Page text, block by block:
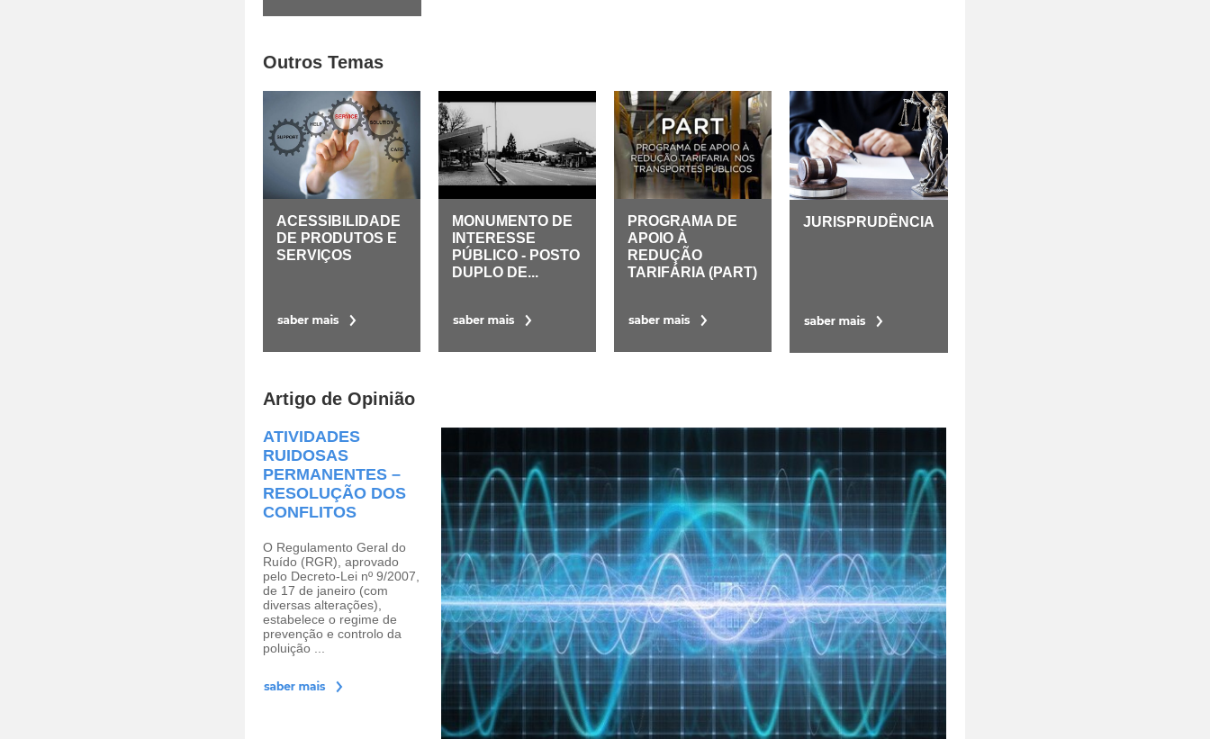
Outros Temas
ACESSIBILIDADE
DE PRODUTOS E
SERVIÇOS
MONUMENTO DE
INTERESSE
PÚBLICO - POSTO
DUPLO DE...
PROGRAMA DE
APOIO À
REDUÇÃO
TARIFÁRIA (PART)
JURISPRUDÊNCIA
Artigo de Opinião
ATIVIDADES
RUIDOSAS
PERMANENTES –
RESOLUÇÃO DOS
CONFLITOS
O Regulamento Geral do
Ruído (RGR), aprovado
pelo Decreto-Lei nº 9/2007,
de 17 de janeiro (com
diversas alterações),
estabelece o regime de
prevenção e controlo da
poluição ...